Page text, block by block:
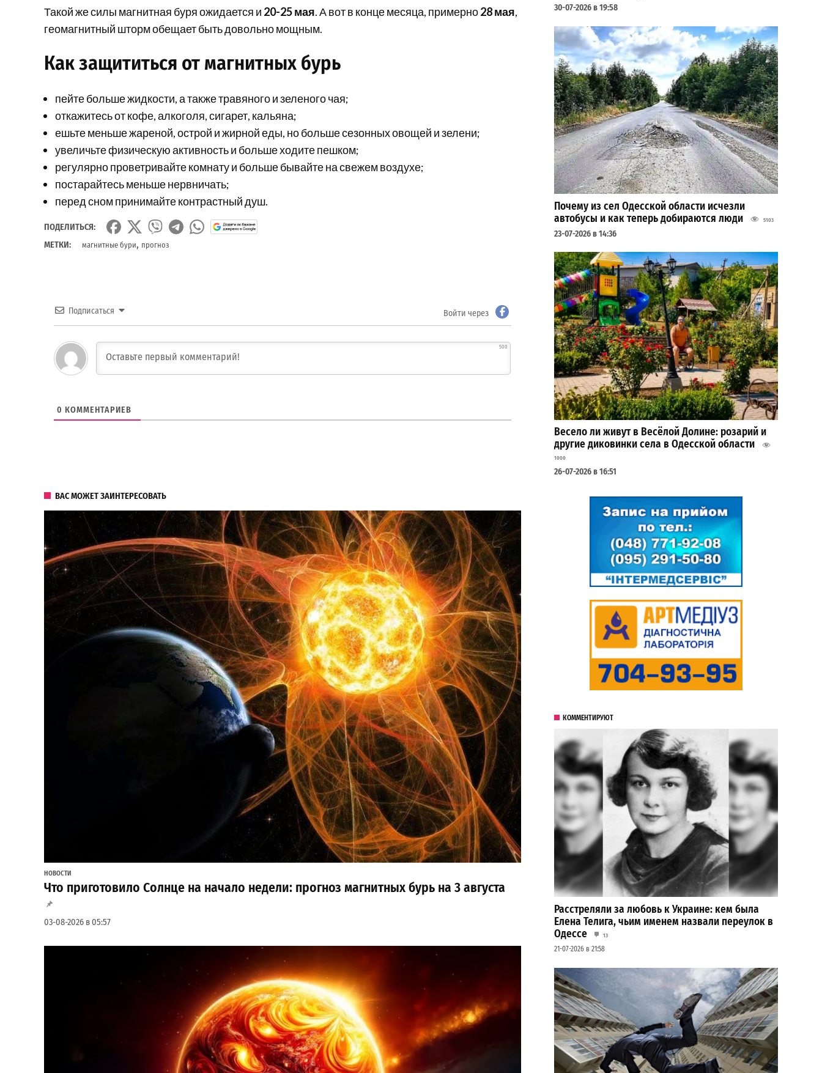
Такой же силы магнитная буря ожидается и 20-25 мая. А вот в конце месяца, примерно28 мая,
геомагнитный шторм обещает быть довольно мощным.
Как защититься от магнитных бурь
пейте больше жидкости, а также травяного и зеленого чая;
откажитесь от кофе, алкоголя, сигарет, кальяна;
ешьте меньше жареной, острой и жирной еды, но больше сезонных овощей и зелени;
увеличьте физическую активность и больше ходите пешком;
регулярно проветривайте комнату и больше бывайте на свежем воздухе;
постарайтесь меньше нервничать;
перед сном принимайте контрастный душ.
ПОДЕЛИТЬСЯ:
МЕТКИ:
магнитные бури, прогноз
Подписаться Войти через
500
0 КОММЕНТАРИЕВ
ВАС МОЖЕТ ЗАИНТЕРЕСОВАТЬ
НОВОСТИ
Что приготовило Солнце на начало недели: прогноз магнитных бурь на 3 августа
03-08-2026 в 05:57
30-07-2026 в 19:58
Почему из сел Одесской области исчезли
автобусы и как теперь добираются люди
5103
23-07-2026 в 14:36
Весело ли живут в Весёлой Долине: розарий и
другие диковинки села в Одесской области
1000
26-07-2026 в 16:51
КОММЕНТИРУЮТ
Расстреляли за любовь к Украине: кем была
Елена Телига, чьим именем назвали переулок в
Одессе
13
21-07-2026 в 21:58